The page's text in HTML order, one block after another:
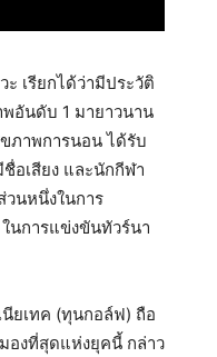
เรียกได้ว่ามีประวัติ
อันดับ 1 มายาวนาน
ภาพการนอน ได้รับ
อเสียง และนักกีฬา
วนหนึ่งในการ
นการแข่งขันทัวร์นา
ยเทค (ทุนกอล์ฟ) ถือ
องที่สุดแห่งยุคนี้ กล่าว